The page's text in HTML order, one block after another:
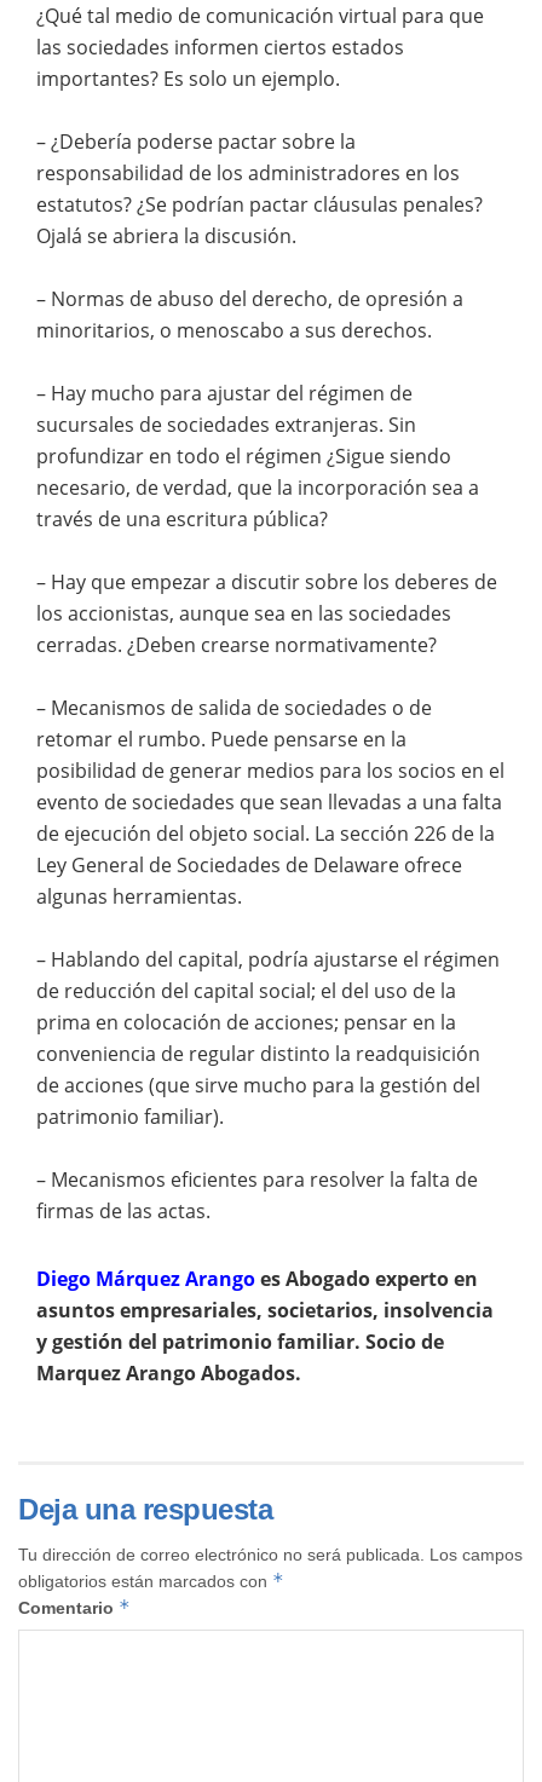
¿Qué tal medio de comunicación virtual para que
las sociedades informen ciertos estados
importantes? Es solo un ejemplo.
– ¿Debería poderse pactar sobre la
responsabilidad de los administradores en los
estatutos? ¿Se podrían pactar cláusulas penales?
Ojalá se abriera la discusión.
– Normas de abuso del derecho, de opresión a
minoritarios, o menoscabo a sus derechos.
– Hay mucho para ajustar del régimen de
sucursales de sociedades extranjeras. Sin
profundizar en todo el régimen ¿Sigue siendo
necesario, de verdad, que la incorporación sea a
través de una escritura pública?
– Hay que empezar a discutir sobre los deberes de
los accionistas, aunque sea en las sociedades
cerradas. ¿Deben crearse normativamente?
– Mecanismos de salida de sociedades o de
retomar el rumbo. Puede pensarse en la
posibilidad de generar medios para los socios en el
evento de sociedades que sean llevadas a una falta
de ejecución del objeto social. La sección 226 de la
Ley General de Sociedades de Delaware ofrece
algunas herramientas.
– Hablando del capital, podría ajustarse el régimen
de reducción del capital social; el del uso de la
prima en colocación de acciones; pensar en la
conveniencia de regular distinto la readquisición
de acciones (que sirve mucho para la gestión del
patrimonio familiar).
– Mecanismos eficientes para resolver la falta de
firmas de las actas.
Diego Márquez Arangoes Abogado experto en
asuntos empresariales, societarios, insolvencia
y gestión del patrimonio familiar. Socio de
Marquez Arango Abogados.
Deja una respuesta
Tu dirección de correo electrónico no será publicada.
Los campos
obligatorios están marcados con *
Comentario *